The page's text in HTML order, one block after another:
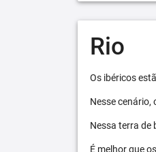
Rio
Os ibéricos
Nesse
Nessa terra de
É melhor que